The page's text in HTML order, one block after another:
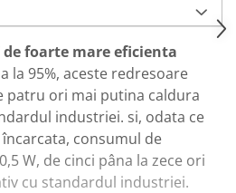
VRLA
de foarte mare eficienta
la 95%, aceste redresoare
patru ori mai putina caldura
industriei. si, odata ce
consumul de
W, de cinci pâna la zece ori
cu standardul industriei.